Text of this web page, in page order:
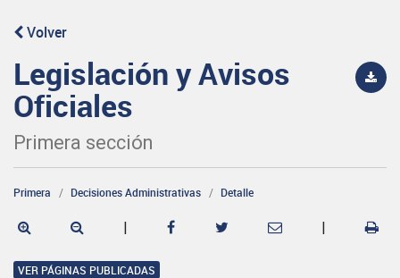
Volver
Legislación y Avisos
Oficiales
Primera sección
Primera Decisiones Administrativas Detalle
| |
VER PÁGINAS PUBLICADAS